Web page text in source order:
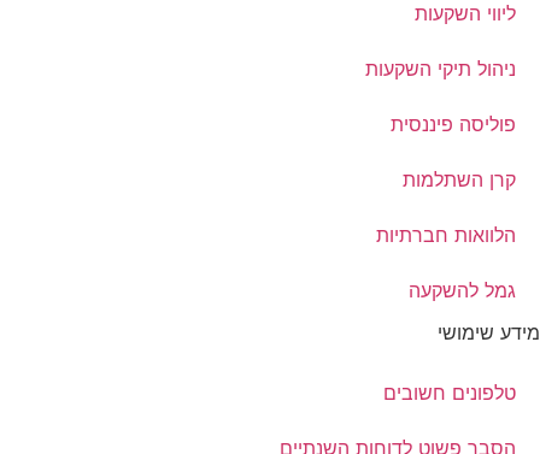
ליווי השקעות
ניהול תיקי השקעות
פוליסה פיננסית
קרן השתלמות
הלוואות חברתיות
גמל להשקעה
מידע שימושי
טלפונים חשובים
הסבר פשוט לדוחות השנתיים